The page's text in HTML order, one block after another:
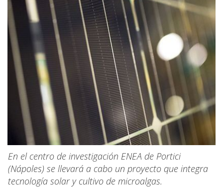
En el centro de investigación ENEA de Portici
(Nápoles) se llevará a cabo un proyecto que integra
tecnología solar y cultivo de microalgas.